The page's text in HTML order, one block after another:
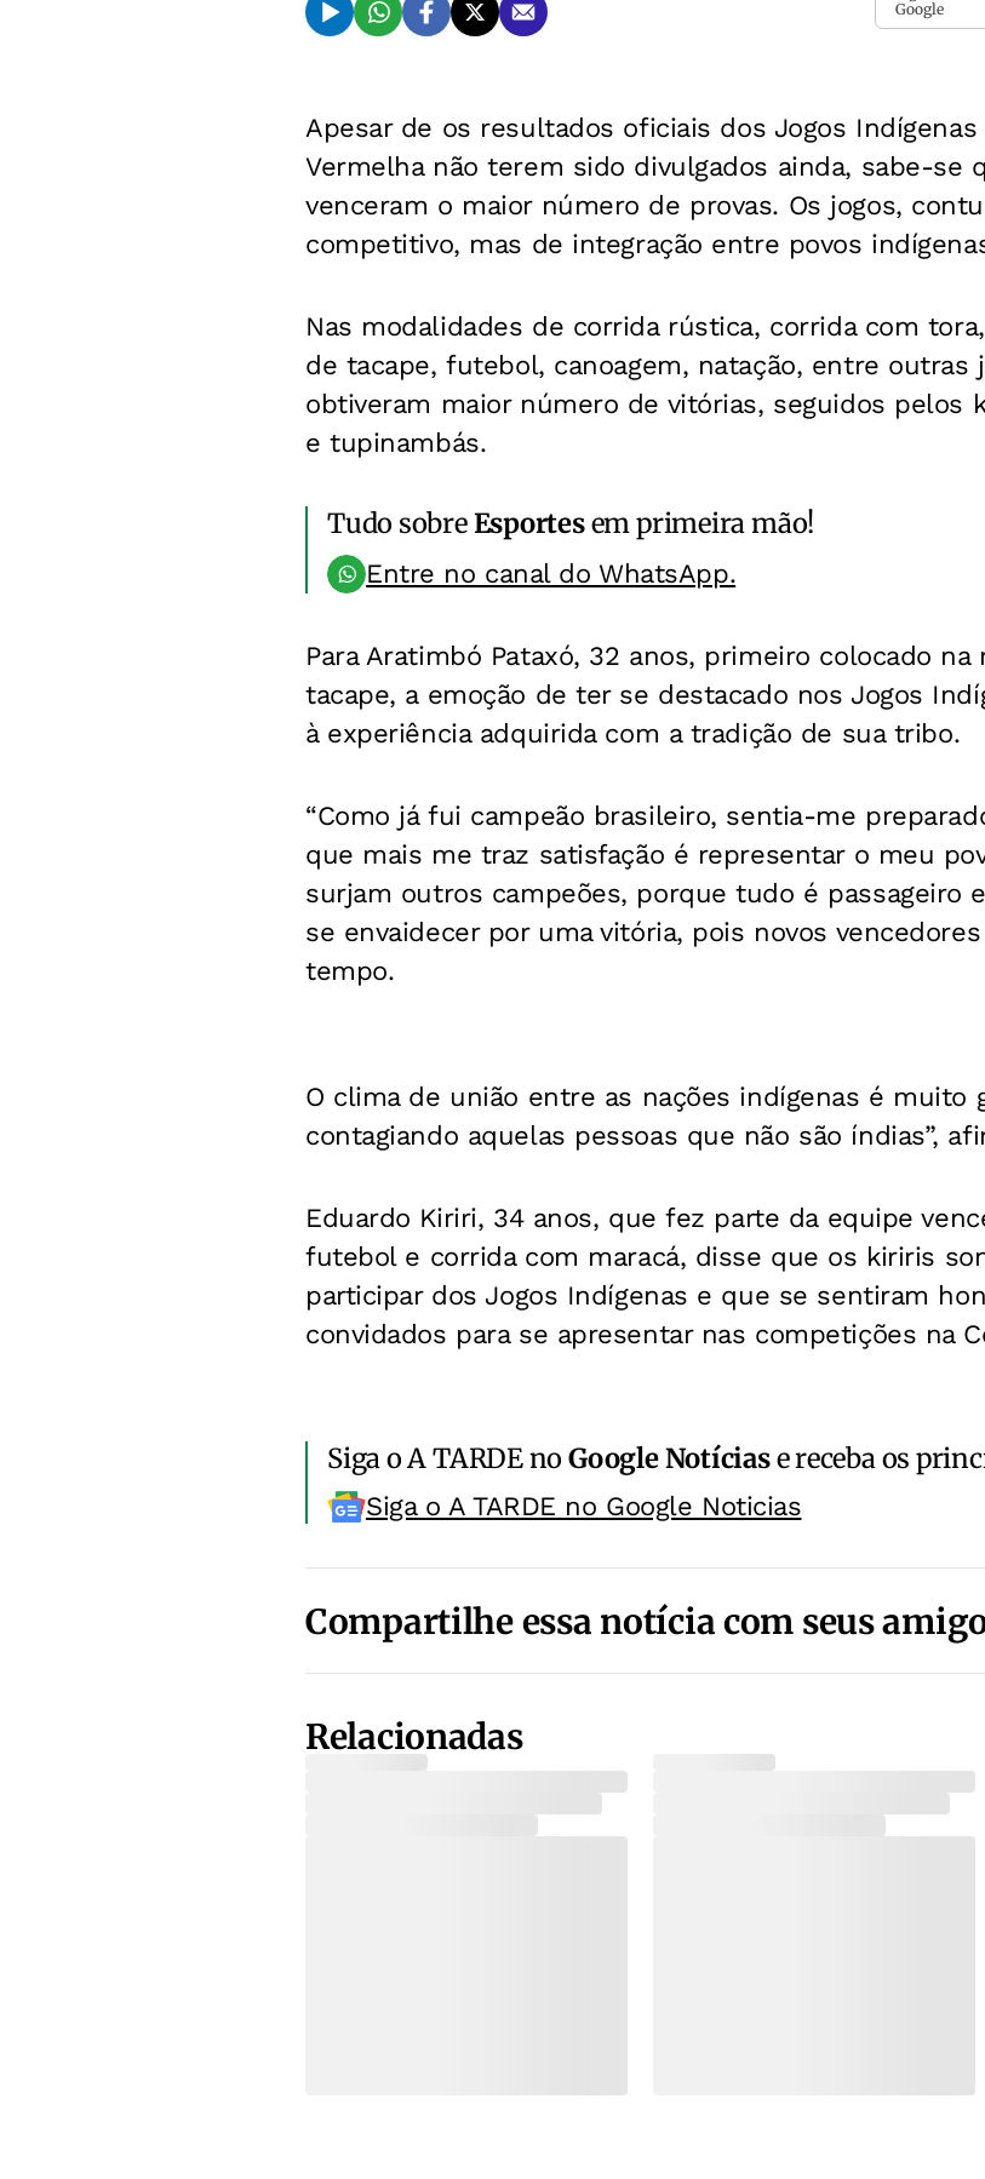
Google
Apesar de os resultados oficiais dos Jogos Indígenas
Vermelha não terem sido divulgados ainda, sabe-se
venceram o maior número de provas. Os jogos,
competitivo, mas de integração entre povos
Nas modalidades de corrida rústica, corrida com
de tacape, futebol, canoagem, natação, entre outras
obtiveram maior número de vitórias, seguidos pelos
e tupinambás.
Tudo sobreEsportesem primeira mão!
Entre no canal do WhatsApp.
Para Aratimbó Pataxó, 32 anos, primeiro colocado
tacape, a emoção de ter se destacado nos Jogos
à experiência adquirida com a tradição de sua tribo.
“Como já fui campeão brasileiro, sentia-me
que mais me traz satisfação é representar o meu
surjam outros campeões, porque tudo é passageiro
se envaidecer por uma vitória, pois novos
tempo.
O clima de união entre as nações indígenas é muito
contagiando aquelas pessoas que não são índias”,
Eduardo Kiriri, 34 anos, que fez parte da equipe
futebol e corrida com maracá, disse que os kiriris
participar dos Jogos Indígenas e que se sentiram
convidados para se apresentar nas competições na
Siga o A TARDE noGoogle Notíciase receba os
Siga o A TARDE no Google Noticias
Compartilhe essa notícia com seus
Relacionadas